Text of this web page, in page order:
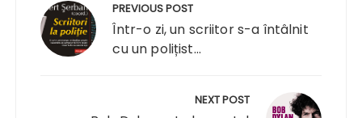
articole
PREVIOUS POST
Într-o zi, un scriitor s-a întâlnit
cu un polițist...
NEXT POST